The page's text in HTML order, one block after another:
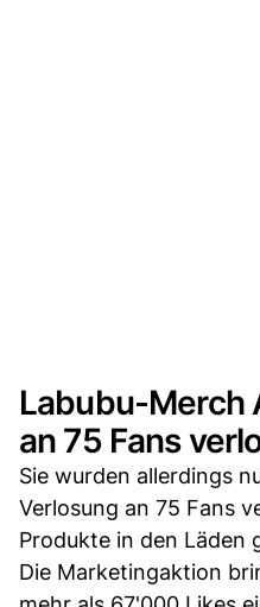
Labubu-Merch
an 75 Fans
Sie wurden allerdings
Verlosung an 75 Fans
Produkte in den Läden
Die Marketingaktion